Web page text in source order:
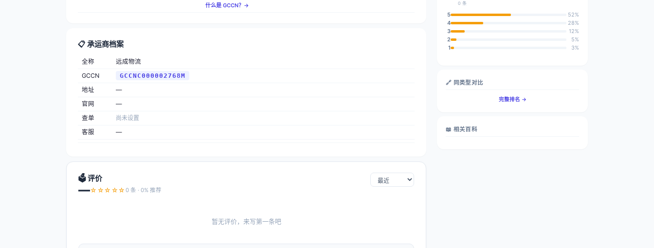
什么是 GCCN？→
📋 承运商档案
全称
远成物流
GCCN
GCCNC000002768M
地址
—
官网
—
查单
尚未设置
客服
—
🗳️ 评价
—☆☆☆☆☆ 0 条 · 0% 推荐
暂无评价，来写第一条吧
0 条
5
52%
4
28%
3
12%
2
5%
1
3%
🔗 同类型对比
完整排名 →
📖 相关百科